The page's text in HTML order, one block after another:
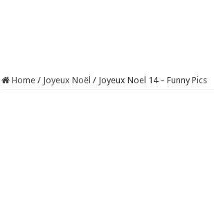
Home / Joyeux Noël / Joyeux Noel 14 – Funny Pics